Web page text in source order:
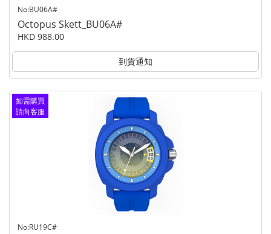
No:BU06A#
Octopus Skett_BU06A#
HKD 988.00
到貨通知
如需購買
請向客服
No:RU19C#